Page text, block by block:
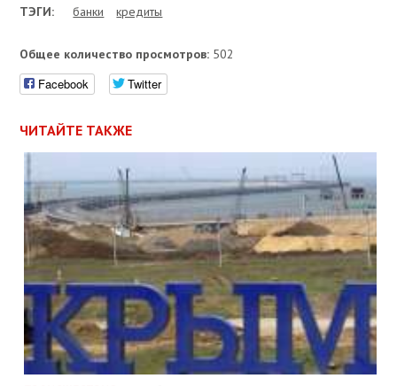
ТЭГИ: банки кредиты
Общее количество просмотров: 502
Facebook Twitter
ЧИТАЙТЕ ТАКЖЕ